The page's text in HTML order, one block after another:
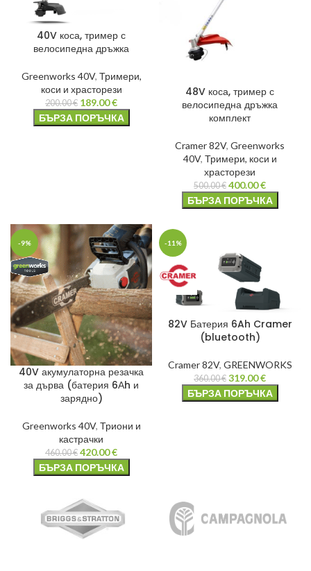
40V коса, тример с
велосипедна дръжка
Greenworks 40V, Тримери,
коси и храсторези
200.00€ 189.00€
БЪРЗА ПОРЪЧКА
48V коса, тример с
велосипедна дръжка
комплект
Cramer 82V, Greenworks
40V, Тримери, коси и
храсторези
500.00€ 400.00€
БЪРЗА ПОРЪЧКА
-9%
40V акумулаторна резачка
за дърва (батерия 6Аh и
зарядно)
Greenworks 40V, Триони и
кастрачки
460.00€ 420.00€
БЪРЗА ПОРЪЧКА
-11%
82V Батерия 6Ah Cramer
(bluetooth)
Cramer 82V, GREENWORKS
360.00€ 319.00€
БЪРЗА ПОРЪЧКА